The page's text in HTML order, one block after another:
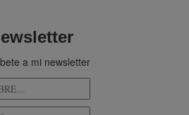
a mi newsletter